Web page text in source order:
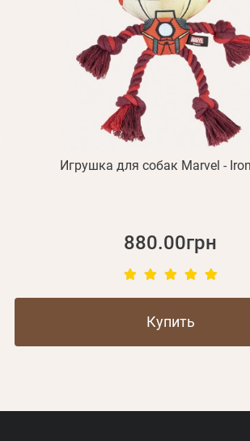
Игрушка для собак Marvel -
880.00грн
Купить
Отправить
Регистрация
или с помощью
Отправить
Вспомнили пароль?
Не пришло письмо?
ваша учетная запись не